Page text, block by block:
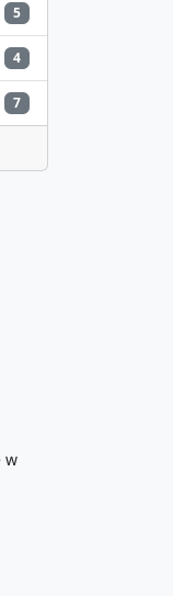
5
4
7
w